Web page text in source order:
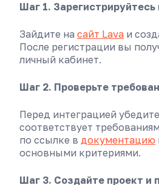
Шаг 1. Зарегистрируйтесь
Зайдите на сайт Lava и
После регистрации вы
личный кабинет.
Шаг 2. Проверьте
Перед интеграцией
соответствует
по ссылке в документацию
основными критериями.
Шаг 3. Создайте проект и